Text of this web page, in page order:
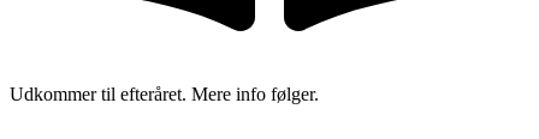
Udkommer til efteråret. Mere info følger.